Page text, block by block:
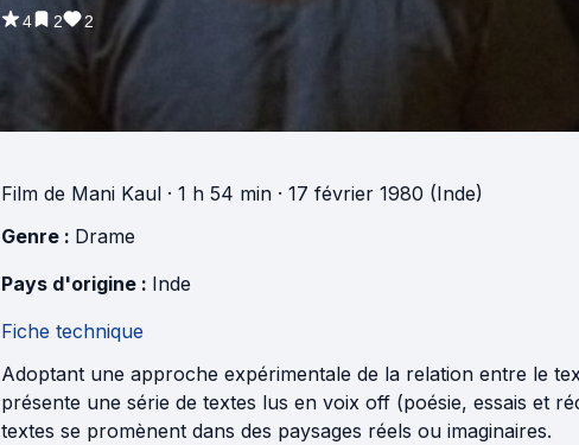
4 2 2
Film de Mani Kaul · 1 h 54 min · 17 février 1980 (Inde)
Genre : Drame
Pays d'origine : Inde
Fiche technique
Adoptant une approche expérimentale de la relation entre le
présente une série de textes lus en voix off (poésie, essais et
textes se promènent dans des paysages réels ou imaginaires.